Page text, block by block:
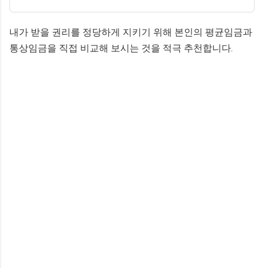
내가 받을 권리를 정당하게 지키기 위해 본인의 평균임금과
통상임금을 직접 비교해 보시는 것을 적극 추천합니다.